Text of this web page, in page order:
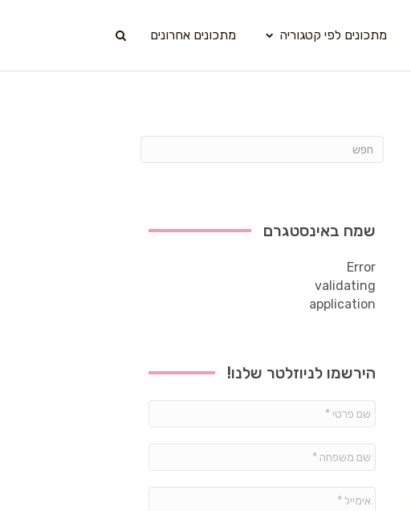
מתכונים לפי קטגוריה מתכונים אחרונים
שמח באינסטגרם
Error
validating
application
הירשמו לניוזלטר שלנו!
פרטי
משפחה